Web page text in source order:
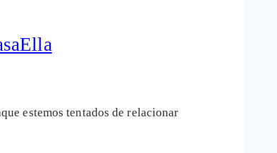
estemos tentados de relacionar